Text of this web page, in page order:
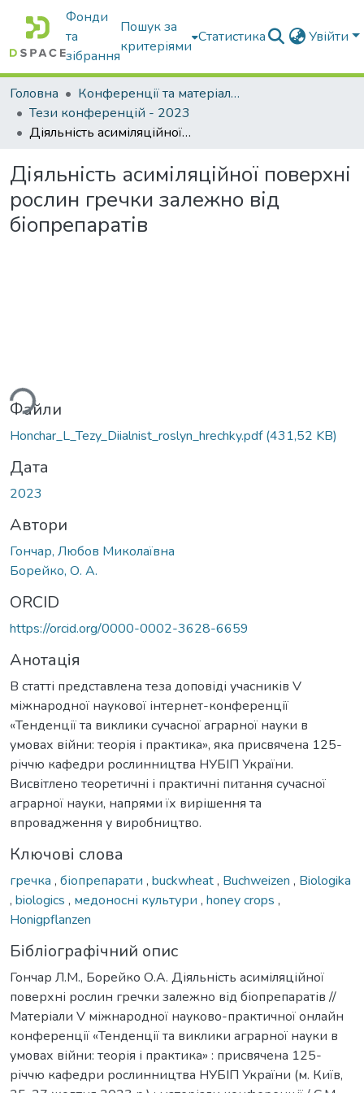
Фонди
та
зібрання
Пошук за
критеріями
Статистика Увійти
Головна
Конференції та матеріали конференцій
Тези конференцій - 2023
Діяльність асиміляційної поверхні рослин гречки залежно від біопрепаратів
Діяльність асиміляційної поверхні
рослин гречки залежно від
біопрепаратів
Файли
Honchar_L_Tezy_Diialnist_roslyn_hrechky.pdf(431,52 KB)
Дата
2023
Автори
Гончар, Любов Миколаївна
Борейко, О. А.
ORCID
https://orcid.org/0000-0002-3628-6659
Анотація
В статті представлена теза доповіді учасників V
міжнародної наукової інтернет-конференції
«Тенденції та виклики сучасної аграрної науки в
умовах війни: теорія і практика», яка присвячена 125-
річчю кафедри рослинництва НУБІП України.
Висвітлено теоретичні і практичні питання сучасної
аграрної науки, напрями їх вирішення та
впровадження у виробництво.
Ключові слова
гречка , біопрепарати , buckwheat, Buchweizen , Biologika
, biologics , медоносні культури , honey crops ,
Honigpflanzen
Бібліографічний опис
Гончар Л.М., Борейко О.А. Діяльність асиміляційної
поверхні рослин гречки залежно від біопрепаратів //
Матеріали V міжнародної науково-практичної онлайн
конференції «Тенденції та виклики аграрної науки в
умовах війни: теорія і практика» : присвячена 125-
річчю кафедри рослинництва НУБІП України (м. Київ,